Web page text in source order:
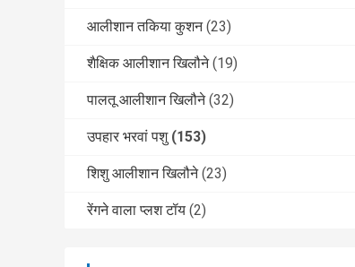
आलीशान तकिया कुशन (23)
शैक्षिक आलीशान खिलौने (19)
पालतू आलीशान खिलौने (32)
उपहार भरवां पशु (153)
शिशु आलीशान खिलौने (23)
रेंगने वाला प्लश टॉय (2)